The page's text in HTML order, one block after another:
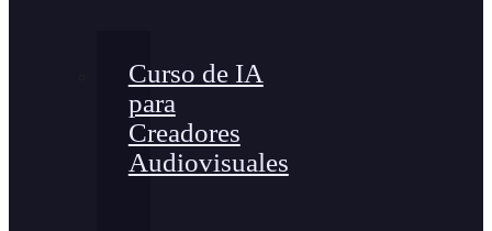
Curso de IA
para
Creadores
Audiovisuales